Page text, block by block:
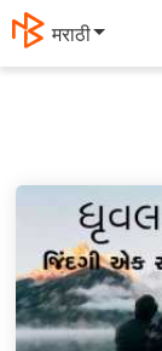
मराठी